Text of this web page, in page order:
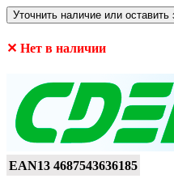
Уточнить наличие или оставить
✕ Нет в наличии
EAN13 4687543636185